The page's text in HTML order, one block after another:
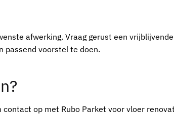
afwerking. Vraag gerust een
passend voorstel te doen.
op met Rubo Parket voor vloer